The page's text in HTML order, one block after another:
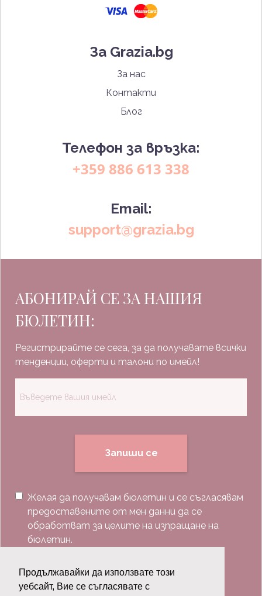
Продължавайки да използвате този
уебсайт, Вие се съгласявате с
За Grazia.bg
За нас
Контакти
Блог
Телефон за връзка:
+359 886 613 338
Email:
support@grazia.bg
АБОНИРАЙ СЕ ЗА НАШИЯ
БЮЛЕТИН:
Регистрирайте се сега, за да получавате всички
тенденции, оферти и талони по имейл!
Запиши се
Желая да получавам бюлетин и се съгласявам
предоставените от мен данни да се
обработват за целите на изпращане на
бюлетин.
Последвай ни: